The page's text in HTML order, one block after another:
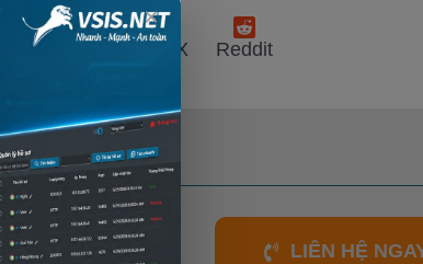
Telegram Twitter / X Reddit
LIÊN HỆ
×